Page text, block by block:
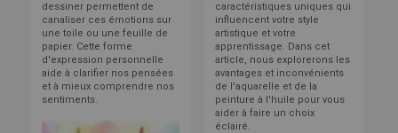
dessiner permettent de
canaliser ces émotions sur
une toile ou une feuille de
papier. Cette forme
d'expression personnelle
aide à clarifier nos pensées
et à mieux comprendre nos
sentiments.
caractéristiques uniques qui
influencent votre style
artistique et votre
apprentissage. Dans cet
article, nous explorerons les
avantages et inconvénients
de l'aquarelle et de la
peinture à l'huile pour vous
aider à faire un choix
éclairé.